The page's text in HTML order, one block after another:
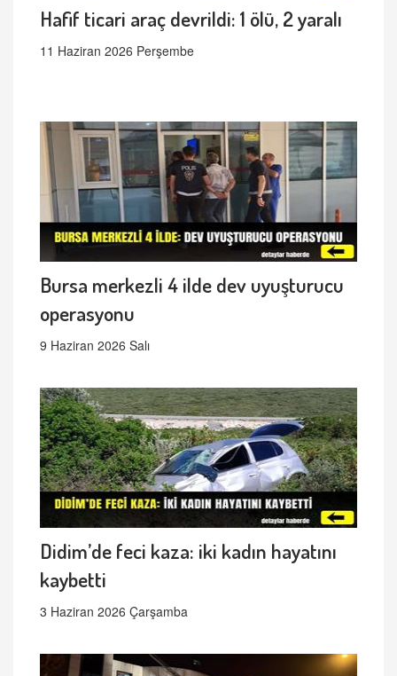
Hafif ticari araç devrildi: 1 ölü, 2 yaralı
11 Haziran 2026 Perşembe
Bursa merkezli 4 ilde dev uyuşturucu
operasyonu
9 Haziran 2026 Salı
Didim’de feci kaza: iki kadın hayatını
kaybetti
3 Haziran 2026 Çarşamba